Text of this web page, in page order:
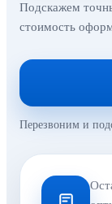
Подскажем
стоимость
Перезвоним и